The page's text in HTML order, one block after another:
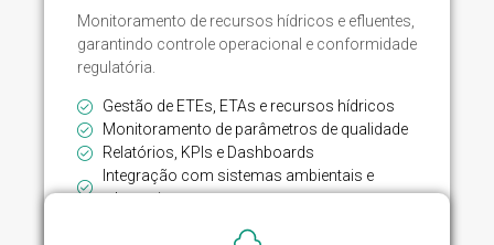
Monitoramento de recursos hídricos e efluentes,
garantindo controle operacional e conformidade
regulatória.
Gestão de ETEs, ETAs e recursos hídricos
Monitoramento de parâmetros de qualidade
Relatórios, KPIs e Dashboards
Integração com sistemas ambientais e
telemetria